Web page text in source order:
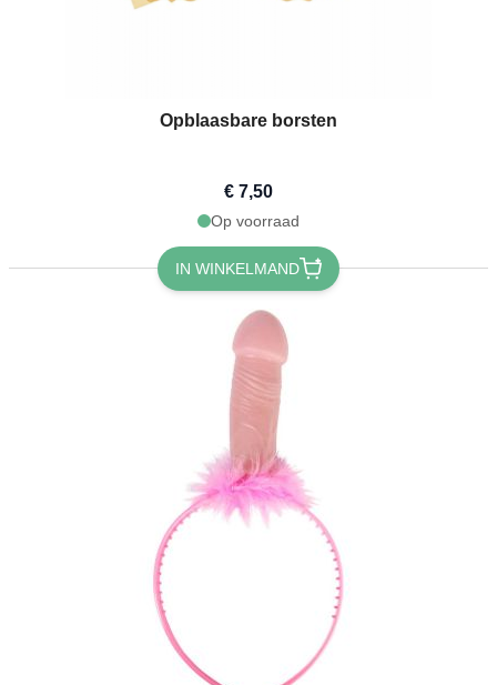
Opblaasbare borsten
€ 7,50
Op voorraad
IN WINKELMAND